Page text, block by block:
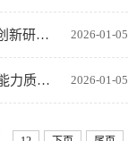
2026-01-05
乡村振兴战略下涉农高校研究生思政教育创新研究（隋牧蓉）
2026-01-05
基于CIPP模型的农林高校研究生导师指导能力质量提升路径研究（李韬）